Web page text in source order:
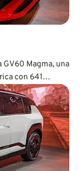
Magma, una
con 641